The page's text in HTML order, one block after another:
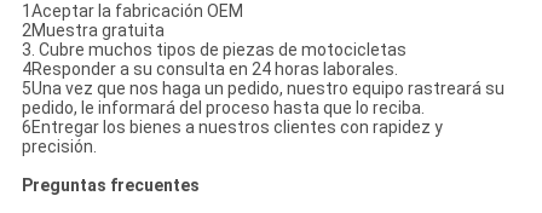
1Aceptar la fabricación OEM
2Muestra gratuita
3. Cubre muchos tipos de piezas de motocicletas
4Responder a su consulta en 24 horas laborales.
5Una vez que nos haga un pedido, nuestro equipo rastreará su
pedido, le informará del proceso hasta que lo reciba.
6Entregar los bienes a nuestros clientes con rapidez y
precisión.
Preguntas frecuentes